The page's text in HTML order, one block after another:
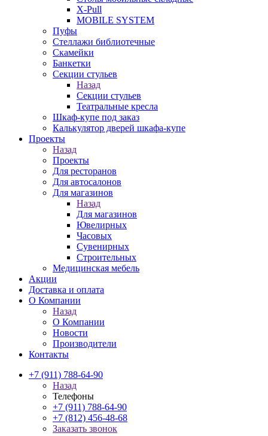
X-Pull
MOBILE SYSTEM
Пуфы
Стеллажи библиотечные
Скамейки
Банкетки
Секции стульев
Назад
Секции стульев
Театральные кресла
Шкаф-купе под заказ
Калькулятор дверей шкафа-купе
Проекты
Назад
Проекты
Для ресторанов
Для автосалонов
Для магазинов
Назад
Для магазинов
Ювелирных
Часовых
Сувенирных
Строительных
Медицинская мебель
Акции
Доставка и оплата
О Компании
Назад
О Компании
Новости
Производители
Контакты
+7 (911) 788-64-90
Назад
Телефоны
+7 (911) 788-64-90
+7 (812) 456-48-68
Заказать звонок